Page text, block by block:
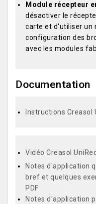
Module récepteur
désactiver le
carte et d'utiliser un
configuration des
avec les modules
Documentation
Instructions Creasol
Vidéo Creasol
Notes d'application
bref et quelques
PDF
Notes d'application